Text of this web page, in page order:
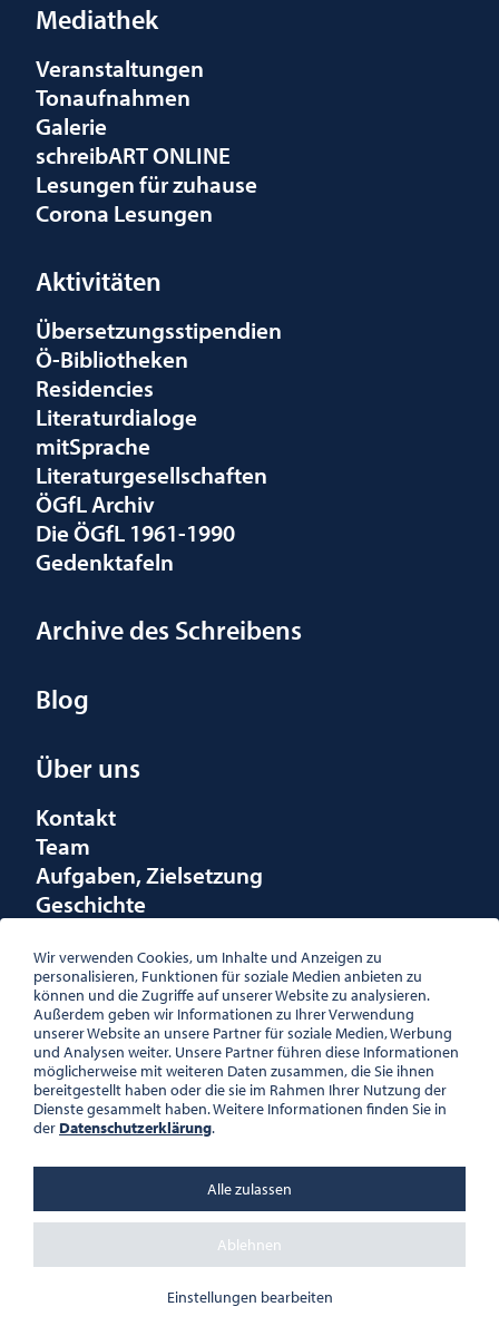
Mediathek
Veranstaltungen
Tonaufnahmen
Galerie
schreibART ONLINE
Lesungen für zuhause
Corona Lesungen
Aktivitäten
Übersetzungsstipendien
Ö-Bibliotheken
Residencies
Literaturdialoge
mitSprache
Literaturgesellschaften
ÖGfL Archiv
Die ÖGfL 1961-1990
Gedenktafeln
Archive des Schreibens
Blog
Über uns
Kontakt
Team
Aufgaben, Zielsetzung
Geschichte
Förderungen
Logo
ÖSTERREICHISCHE
GESELLSCHAFT FÜR LITERATUR
PALAIS WILCZEK, HERRENGASSE
ZVR-NR.: 508018443
16:00 UHR, FR 10:00 – 13:00 UHR
DATENSCHUTZ
Wir verwenden Cookies, um Inhalte und Anzeigen zu
personalisieren, Funktionen für soziale Medien anbieten zu
können und die Zugriffe auf unserer Website zu analysieren.
Außerdem geben wir Informationen zu Ihrer Verwendung
unserer Website an unsere Partner für soziale Medien, Werbung
und Analysen weiter. Unsere Partner führen diese Informationen
möglicherweise mit weiteren Daten zusammen, die Sie ihnen
bereitgestellt haben oder die sie im Rahmen Ihrer Nutzung der
Dienste gesammelt haben. Weitere Informationen finden Sie in
der Datenschutzerklärung.
Einstellungen bearbeiten
Ablehnen
Alle zulassen